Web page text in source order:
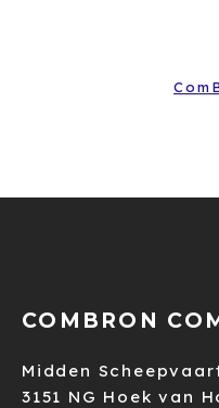
COMBRON
Midden
3151 NG Hoek van